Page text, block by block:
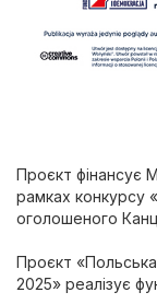
Проєкт фінансує
рамках конкурсу
оголошеного
Проєкт
2025» реалізує